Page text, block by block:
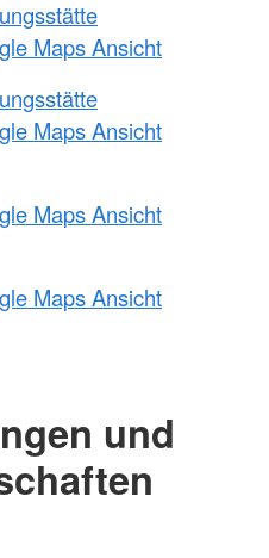
Maps Ansicht
Maps Ansicht
Maps Ansicht
Maps Ansicht
und